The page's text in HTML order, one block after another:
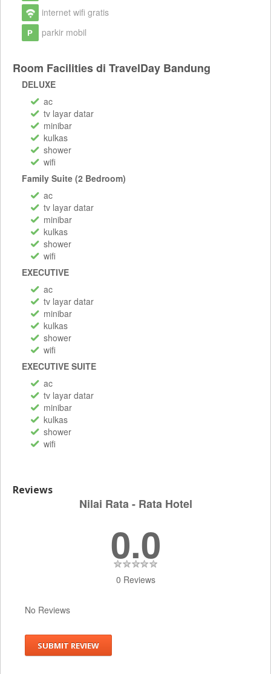
internet wifi gratis
parkir mobil
Room Facilities di TravelDay Bandung
DELUXE
ac
tv layar datar
minibar
kulkas
shower
wifi
Family Suite (2 Bedroom)
ac
tv layar datar
minibar
kulkas
shower
wifi
EXECUTIVE
ac
tv layar datar
minibar
kulkas
shower
wifi
EXECUTIVE SUITE
ac
tv layar datar
minibar
kulkas
shower
wifi
Reviews
Nilai Rata - Rata Hotel
0.0
0 Reviews
No Reviews
SUBMIT REVIEW